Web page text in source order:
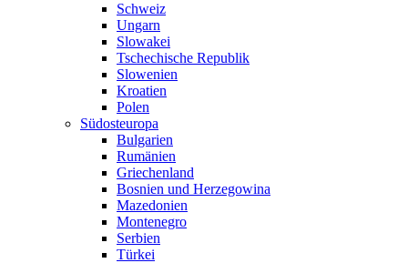
Schweiz
Ungarn
Slowakei
Tschechische Republik
Slowenien
Kroatien
Polen
Südosteuropa
Bulgarien
Rumänien
Griechenland
Bosnien und Herzegowina
Mazedonien
Montenegro
Serbien
Türkei